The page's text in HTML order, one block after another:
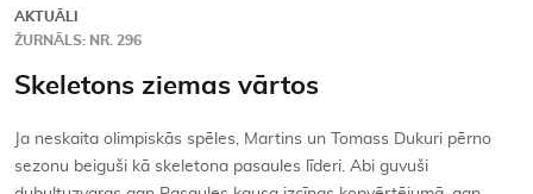
AKTUĀLI
ŽURNĀLS: NR. 296
Skeletons ziemas vārtos
Ja neskaita olimpiskās spēles, Martins un Tomass Dukuri pērno
sezonu beiguši kā skeletona pasaules līderi. Abi guvuši